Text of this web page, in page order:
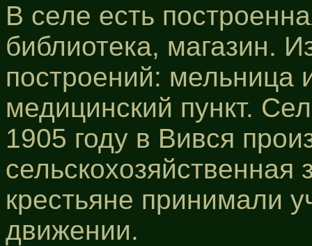
В селе есть
библиотека, магазин.
построений: мельница
медицинский пункт.
1905 году в Вився
сельскохозяйственная
крестьяне принимали
движении.